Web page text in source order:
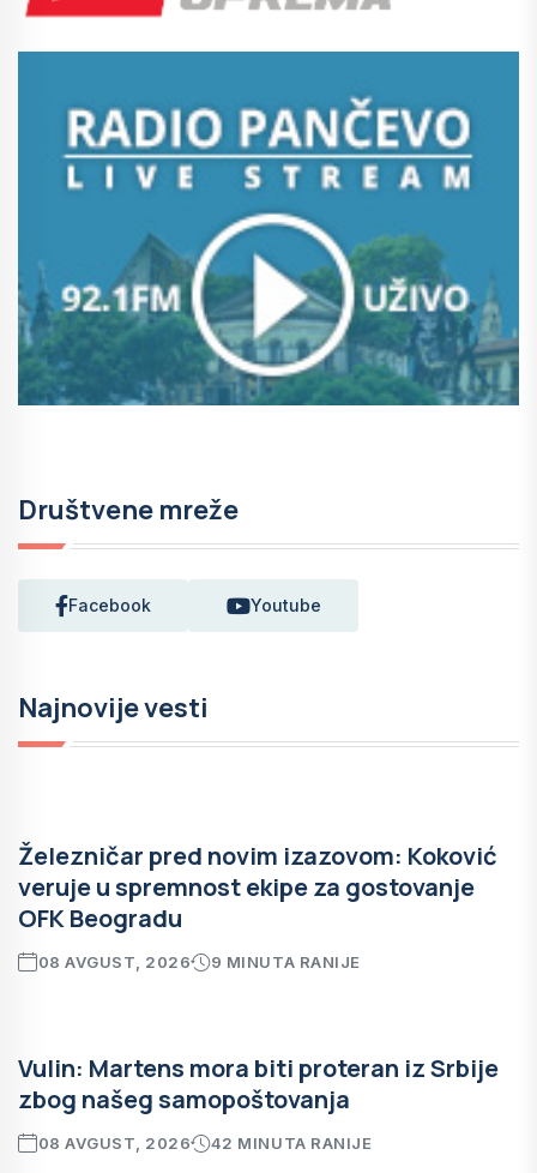
Društvene mreže
Facebook Youtube
Najnovije vesti
Železničar pred novim izazovom: Koković
veruje u spremnost ekipe za gostovanje
OFK Beogradu
08 AVGUST, 2026 9 MINUTA RANIJE
Vulin: Martens mora biti proteran iz Srbije
zbog našeg samopoštovanja
08 AVGUST, 2026 42 MINUTA RANIJE